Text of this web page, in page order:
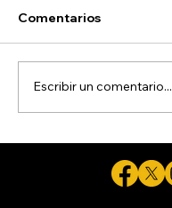
Hoyos
Comentarios
Escribir un comentario...